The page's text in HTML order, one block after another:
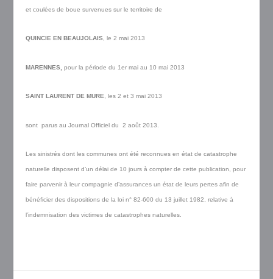
et coulées de boue survenues sur le territoire de
QUINCIE EN BEAUJOLAIS, le 2 mai 2013
MARENNES, pour la période du 1er mai au 10 mai 2013
SAINT LAURENT DE MURE , les 2 et 3 mai 2013
sont parus au Journal Officiel du 2 août 2013.
Les sinistrés dont les communes ont été reconnues en état de catastrophe
naturelle disposent d’un délai de 10 jours à compter de cette publication, pour
faire parvenir à leur compagnie d’assurances un état de leurs pertes afin de
bénéficier des dispositions de la loi n° 82-600 du 13 juillet 1982, relative à
l’indemnisation des victimes de catastrophes naturelles.